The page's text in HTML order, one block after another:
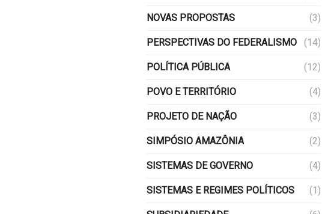
NOVAS PROPOSTAS (3)
PERSPECTIVAS DO FEDERALISMO (14)
POLÍTICA PÚBLICA (12)
POVO E TERRITÓRIO (4)
PROJETO DE NAÇÃO (3)
SIMPÓSIO AMAZÔNIA (2)
SISTEMAS DE GOVERNO (4)
SISTEMAS E REGIMES POLÍTICOS (1)